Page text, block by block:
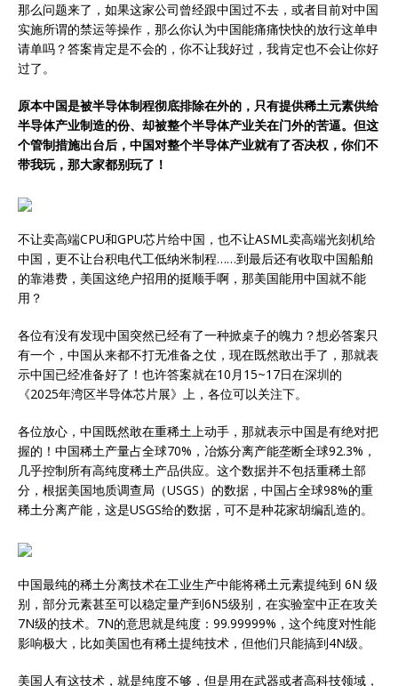
那么问题来了，如果这家公司曾经跟中国过不去，或者目前对中国
实施所谓的禁运等操作，那么你认为中国能痛痛快快的放行这单申
请单吗？答案肯定是不会的，你不让我好过，我肯定也不会让你好
过了。
原本中国是被半导体制程彻底排除在外的，只有提供稀土元素供给
半导体产业制造的份、却被整个半导体产业关在门外的苦逼。但这
个管制措施出台后，中国对整个半导体产业就有了否决权，你们不
带我玩，那大家都别玩了！
不让卖高端CPU和GPU芯片给中国，也不让ASML卖高端光刻机给
中国，更不让台积电代工低纳米制程……到最后还有收取中国船舶
的靠港费，美国这绝户招用的挺顺手啊，那美国能用中国就不能
用？
各位有没有发现中国突然已经有了一种掀桌子的魄力？想必答案只
有一个，中国从来都不打无准备之仗，现在既然敢出手了，那就表
示中国已经准备好了！也许答案就在10月15~17日在深圳的
《2025年湾区半导体芯片展》上，各位可以关注下。
各位放心，中国既然敢在重稀土上动手，那就表示中国是有绝对把
握的！中国稀土产量占全球70%，冶炼分离产能垄断全球92.3%，
几乎控制所有高纯度稀土产品供应。这个数据并不包括重稀土部
分，根据美国地质调查局（USGS）的数据，中国占全球98%的重
稀土分离产能，这是USGS给的数据，可不是种花家胡编乱造的。
中国最纯的稀土分离技术在工业生产中能将稀土元素提纯到 6N 级
别，部分元素甚至可以稳定量产到6N5级别，在实验室中正在攻关
7N级的技术。7N的意思就是纯度：99.99999%，这个纯度对性能
影响极大，比如美国也有稀土提纯技术，但他们只能搞到4N级。
美国人有这技术，就是纯度不够，但是用在武器或者高科技领域，